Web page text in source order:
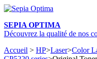
SEPIA OPTIMA
Découvrez la qualité de nos
Accueil > HP>Laser>Color